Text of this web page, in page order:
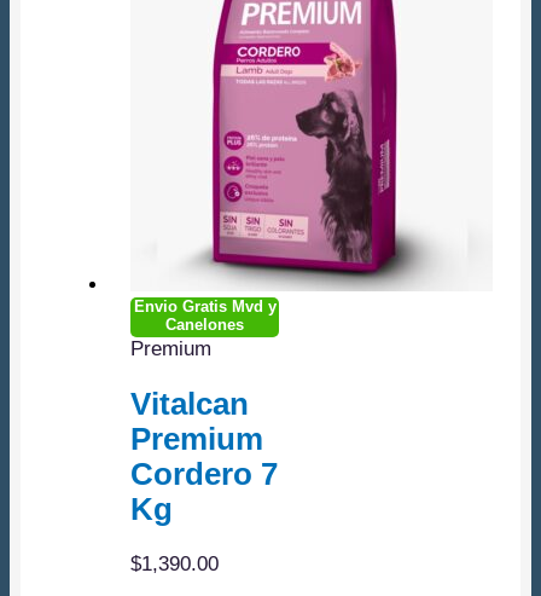
Envio Gratis Mvd y
Canelones
Premium
Vitalcan
Premium
Cordero 7
Kg
$1,390.00